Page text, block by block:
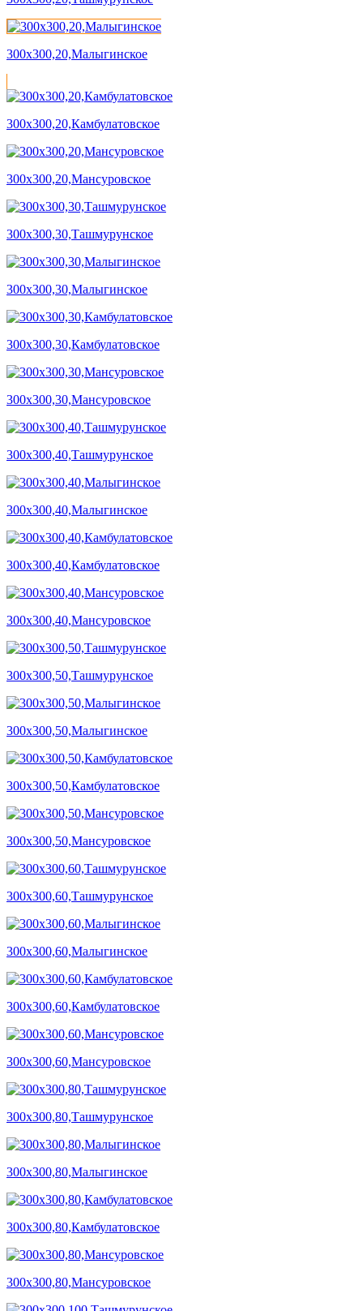
300х300,20,Малыгинское
300х300,20,Камбулатовское
300х300,20,Мансуровское
300х300,30,Ташмурунское
300х300,30,Малыгинское
300х300,30,Камбулатовское
300х300,30,Мансуровское
300х300,40,Ташмурунское
300х300,40,Малыгинское
300х300,40,Камбулатовское
300х300,40,Мансуровское
300х300,50,Ташмурунское
300х300,50,Малыгинское
300х300,50,Камбулатовское
300х300,50,Мансуровское
300х300,60,Ташмурунское
300х300,60,Малыгинское
300х300,60,Камбулатовское
300х300,60,Мансуровское
300х300,80,Ташмурунское
300х300,80,Малыгинское
300х300,80,Камбулатовское
300х300,80,Мансуровское